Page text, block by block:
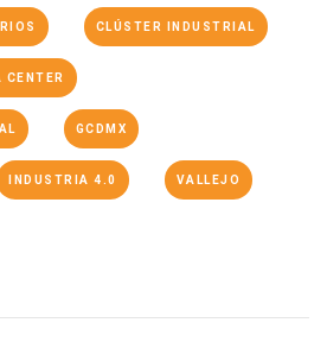
CLÚSTER INDUSTRIAL
CENTER
GCDMX
INDUSTRIA 4.0 VALLEJO